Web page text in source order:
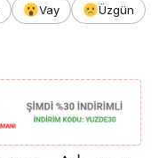
Vay
Üzgün